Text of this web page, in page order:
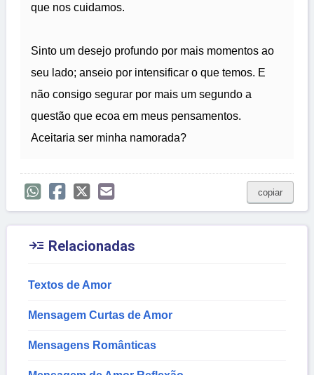
que nos cuidamos.
Sinto um desejo profundo por mais momentos ao
seu lado; anseio por intensificar o que temos. E
não consigo segurar por mais um segundo a
questão que ecoa em meus pensamentos.
Aceitaria ser minha namorada?
copiar
 Relacionadas
Textos de Amor
Mensagem Curtas de Amor
Mensagens Românticas